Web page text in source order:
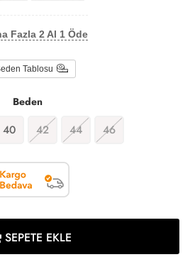
Fazla 2 Al 1 Öde
Tablosu
Beden
40 42 44 46
SEPETE EKLE